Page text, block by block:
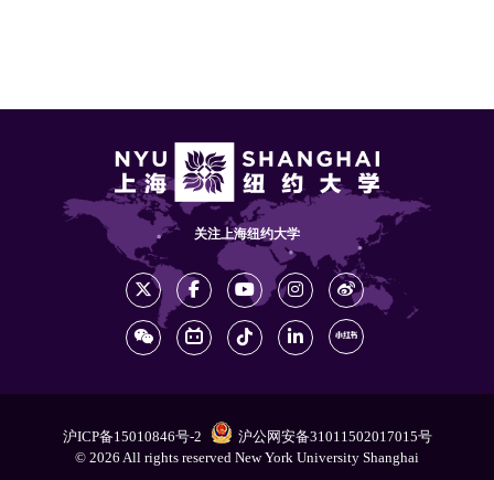
关注上海纽约大学
沪ICP备15010846号-2
沪公网安备31011502017015号
© 2026 All rights reserved New York University Shanghai